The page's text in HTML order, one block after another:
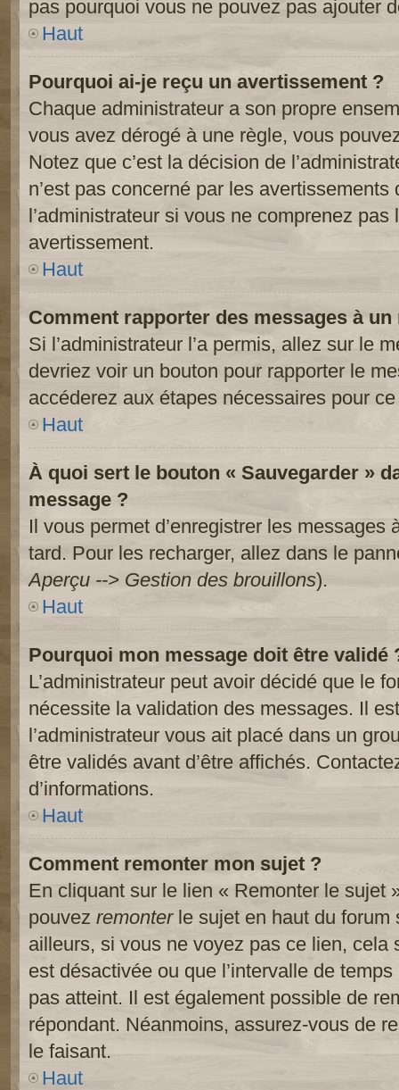
pas pourquoi vous ne pouvez pas ajouter
Haut
Pourquoi ai-je reçu un avertissement ?
Chaque administrateur a son propre
vous avez dérogé à une règle, vous
Notez que c’est la décision de
n’est pas concerné par les avertissements
l’administrateur si vous ne comprenez
avertissement.
Haut
Comment rapporter des messages à
Si l’administrateur l’a permis, allez sur le
devriez voir un bouton pour rapporter le
accéderez aux étapes nécessaires pour
Haut
À quoi sert le bouton « Sauvegarder »
message ?
Il vous permet d’enregistrer les messages
tard. Pour les recharger, allez dans le
Aperçu --> Gestion des brouillons).
Haut
Pourquoi mon message doit être validé
L’administrateur peut avoir décidé que le
nécessite la validation des messages. Il
l’administrateur vous ait placé dans un
être validés avant d’être affichés.
d’informations.
Haut
Comment remonter mon sujet ?
En cliquant sur le lien « Remonter le sujet
pouvez remonterle sujet en haut du forum
ailleurs, si vous ne voyez pas ce lien, cela
est désactivée ou que l’intervalle de
pas atteint. Il est également possible de
répondant. Néanmoins, assurez-vous de
le faisant.
Haut